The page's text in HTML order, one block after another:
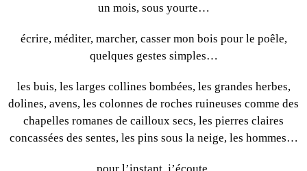
un mois, sous yourte…
écrire, méditer, marcher, casser mon bois pour le poêle,
quelques gestes simples…
les buis, les larges collines bombées, les grandes herbes,
dolines, avens, les colonnes de roches ruineuses comme des
chapelles romanes de cailloux secs, les pierres claires
concassées des sentes, les pins sous la neige, les hommes…